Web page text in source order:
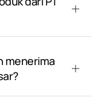
menerima